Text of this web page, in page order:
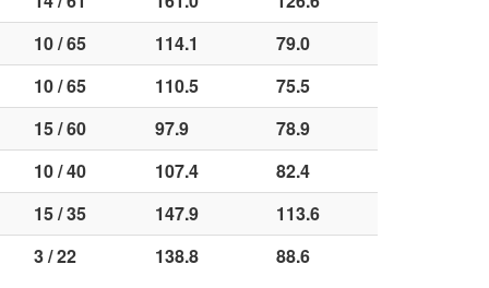
10 / 65 114.1
79.0
10 / 65 110.5
75.5
15 / 60 97.9
78.9
10 / 40 107.4
82.4
15 / 35 147.9
113.6
3 / 22 138.8 88.6